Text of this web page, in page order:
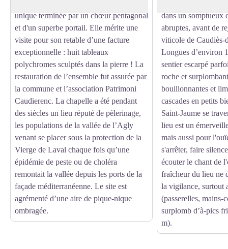
unique terminée par un chœur pentagonal
et d'un superbe portail. Elle mérite une
visite pour son retable d’une facture
exceptionnelle : huit tableaux
polychromes sculptés dans la pierre ! La
restauration de l’ensemble fut assurée par
la commune et l’association Patrimoni
Caudierenc. La chapelle a été pendant
des siècles un lieu réputé de pèlerinage,
les populations de la vallée de l’Agly
venant se placer sous la protection de la
Vierge de Laval chaque fois qu’une
épidémie de peste ou de choléra
remontait la vallée depuis les ports de la
façade méditerranéenne. Le site est
agrémenté d’une aire de pique-nique
ombragée.
dans un somptueux
abruptes, avant de
viticole de Caudiès-
Longues d’environ
sentier escarpé
roche et
bouillonnantes et
cascades en petits
Saint-Jaume se
lieu est un
mais aussi pour
s'arrêter, faire
écouter le chant de
fraîcheur du lieu ne
la vigilance, surtout
(passerelles, mains-
surplomb d’à-pics
m).